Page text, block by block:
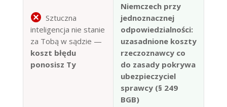
Sztuczna
inteligencja nie stanie
za Tobą w sądzie —
koszt błędu
ponosisz Ty
Niemczech przy
jednoznacznej
odpowiedzialności:
uzasadnione koszty
rzeczoznawcy co
do zasady pokrywa
ubezpieczyciel
sprawcy (§ 249
BGB)